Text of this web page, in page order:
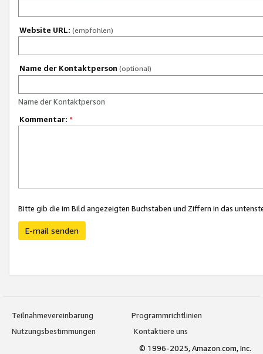
Website URL: (empfohlen)
Name der Kontaktperson (optional)
Name der Kontaktperson
Kommentar: *
Bitte gib die im Bild angezeigten Buchstaben und Ziffern in das
E-mail senden
Teilnahmevereinbarung
Programmrichtlinien
Nutzungsbestimmungen
Kontaktiere uns
© 1996-2025, Amazon.com, Inc.